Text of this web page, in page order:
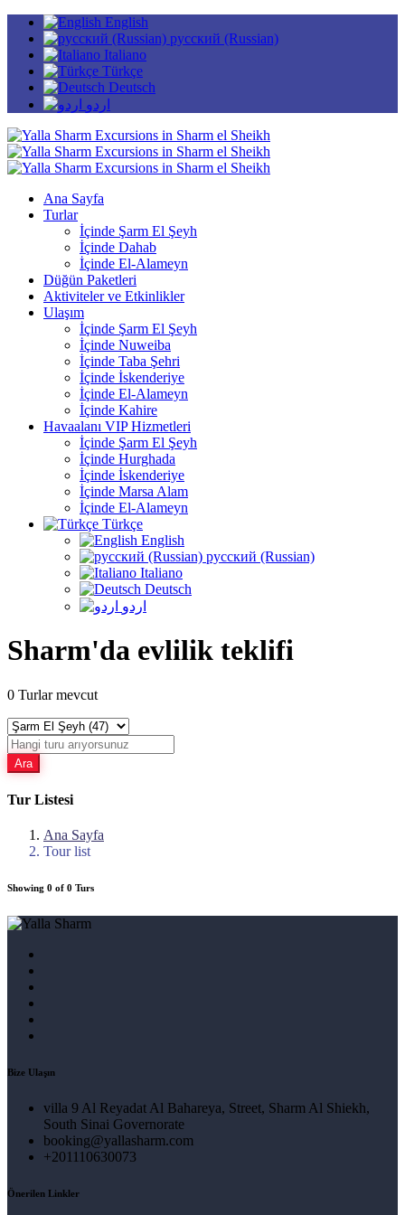
English
русский (Russian)
Italiano
Türkçe
Deutsch
اردو
Ana Sayfa
Turlar
İçinde Şarm El Şeyh
İçinde Dahab
İçinde El-Alameyn
Düğün Paketleri
Aktiviteler ve Etkinlikler
Ulaşım
İçinde Şarm El Şeyh
İçinde Nuweiba
İçinde Taba Şehri
İçinde İskenderiye
İçinde El-Alameyn
İçinde Kahire
Havaalanı VIP Hizmetleri
İçinde Şarm El Şeyh
İçinde Hurghada
İçinde İskenderiye
İçinde Marsa Alam
İçinde El-Alameyn
Türkçe
English
русский (Russian)
Italiano
Deutsch
اردو
Sharm'da evlilik teklifi
0 Turlar mevcut
Ara
Tur Listesi
Ana Sayfa
Tour list
Showing 0 of 0 Turs
Bize Ulaşın
villa 9 Al Reyadat Al Bahareya, Street, Sharm Al Shiekh,
South Sinai Governorate
booking@yallasharm.com
+201110630073
Önerilen Linkler